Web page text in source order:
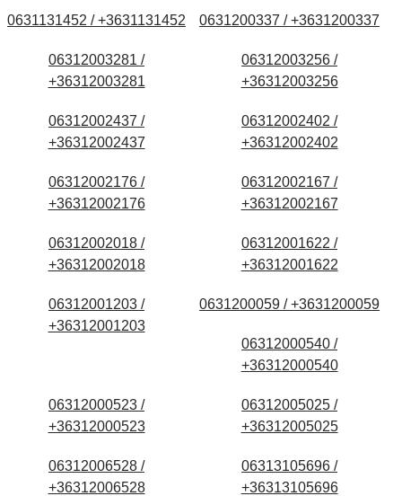
0631131452 / +3631131452 0631200337 / +3631200337
06312003281 /
+36312003281
06312003256 /
+36312003256
06312002437 /
+36312002437
06312002402 /
+36312002402
06312002176 /
+36312002176
06312002167 /
+36312002167
06312002018 /
+36312002018
06312001622 /
+36312001622
06312001203 /
+36312001203
0631200059 / +3631200059
06312000540 /
+36312000540
06312000523 /
+36312000523
06312005025 /
+36312005025
06312006528 /
+36312006528
06313105696 /
+36313105696